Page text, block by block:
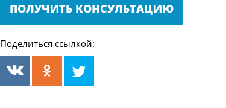
ПОЛУЧИТЬ КОНСУЛЬТАЦИЮ
Поделиться ссылкой: